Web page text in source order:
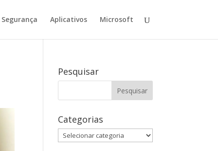
Segurança Aplicativos Microsoft
Pesquisar
Categorias
Categorias